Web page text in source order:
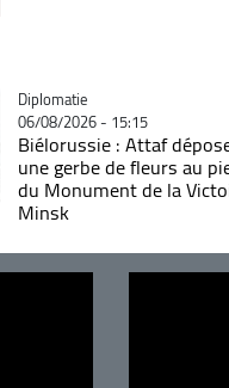
Catégorie
Diplomatie
06/08/2026 - 15:15
Biélorussie : Attaf
une gerbe de fleurs au
du Monument de la
Minsk